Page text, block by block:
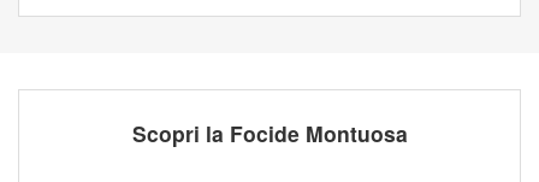
Scopri la Focide Montuosa